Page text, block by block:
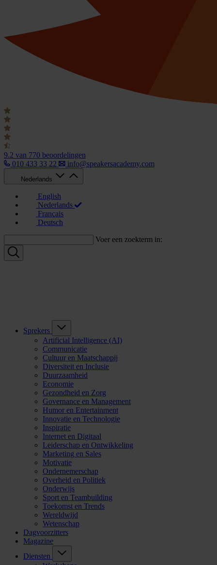
9.2 van 770 beoordelingen
010 433 33 22
info@speakersacademy.com
Nederlands
English
Nederlands
Français
Deutsch
Voer een zoekterm in:
Sprekers
Artificial Intelligence (AI)
Communicatie
Cultuur en Maatschappij
Diversiteit en Inclusie
Duurzaamheid
Economie
Gezondheid en Zorg
Governance en Management
Humor en Entertainment
Innovatie en Technologie
Inspiratie
Internet en Digitaal
Leiderschap en Ontwikkeling
Marketing en Sales
Motivatie
Ondernemerschap
Overheid en Politiek
Onderwijs
Sport en Teambuilding
Toekomst en Trends
Wereldwijd
Wetenschap
Dagvoorzitters
Magazine
Diensten